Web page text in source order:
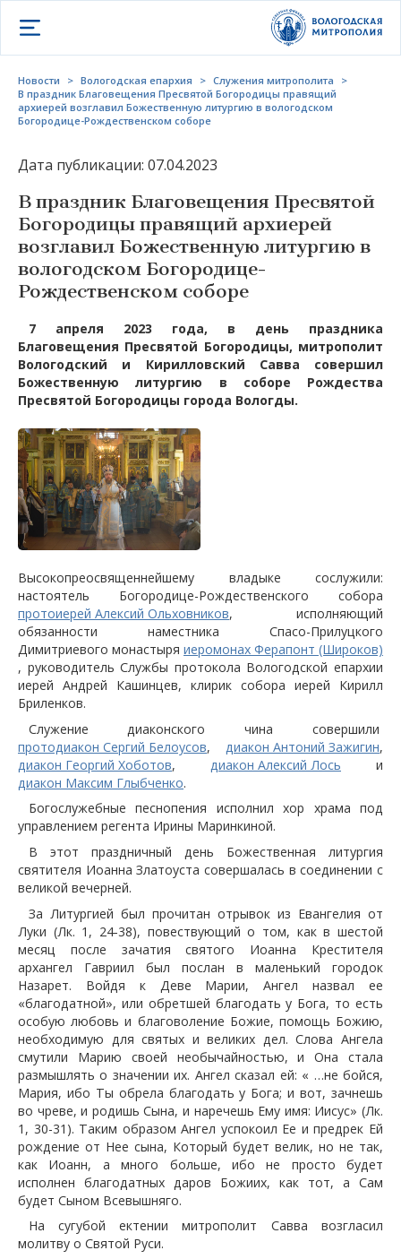
Открыть меню
Новости > Вологодская епархия > Служения митрополита
>
В праздник Благовещения Пресвятой Богородицы правящий
архиерей возглавил Божественную литургию в вологодском
Богородице-Рождественском соборе
Дата публикации: 07.04.2023
В праздник Благовещения Пресвятой
Богородицы правящий архиерей
возглавил Божественную литургию в
вологодском Богородице-
Рождественском соборе
7 апреля 2023 года, в день праздника
Благовещения Пресвятой Богородицы, митрополит
Вологодский и Кирилловский Савва совершил
Божественную литургию в соборе Рождества
Пресвятой Богородицы города Вологды.
Высокопреосвященнейшему владыке сослужили:
настоятель Богородице-Рождественского собора
протоиерей Алексий Ольховников, исполняющий
обязанности наместника Спасо-Прилуцкого
Димитриевого монастыря иеромонах Ферапонт (Широков)
, руководитель Службы протокола Вологодской епархии
иерей Андрей Кашинцев, клирик собора иерей Кирилл
Бриленков.
Служение диаконского чина совершили
протодиакон Сергий Белоусов, диакон Антоний Зажигин,
диакон Георгий Хоботов, диакон Алексий Лось и
диакон Максим Глыбченко.
Богослужебные песнопения исполнил хор храма под
управлением регента Ирины Маринкиной.
В этот праздничный день Божественная литургия
святителя Иоанна Златоуста совершалась в соединении с
великой вечерней.
За Литургией был прочитан отрывок из Евангелия от
Луки (Лк. 1, 24-38), повествующий о том, как в шестой
месяц после зачатия святого Иоанна Крестителя
архангел Гавриил был послан в маленький городок
Назарет. Войдя к Деве Марии, Ангел назвал ее
«благодатной», или обретшей благодать у Бога, то есть
особую любовь и благоволение Божие, помощь Божию,
необходимую для святых и великих дел. Слова Ангела
смутили Марию своей необычайностью, и Она стала
размышлять о значении их. Ангел сказал ей: « …не бойся,
Мария, ибо Ты обрела благодать у Бога; и вот, зачнешь
во чреве, и родишь Сына, и наречешь Ему имя: Иисус» (Лк.
1, 30-31). Таким образом Ангел успокоил Ее и предрек Ей
рождение от Нее сына, Который будет велик, но не так,
как Иоанн, а много больше, ибо не просто будет
исполнен благодатных даров Божиих, как тот, а Сам
будет Сыном Всевышняго.
На сугубой ектении митрополит Савва возгласил
молитву о Святой Руси.